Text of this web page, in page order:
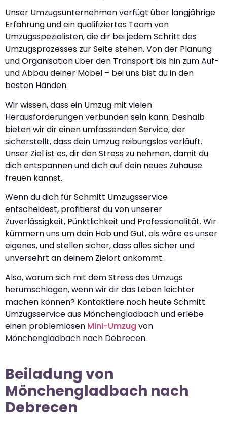
Unser Umzugsunternehmen verfügt über langjährige
Erfahrung und ein qualifiziertes Team von
Umzugsspezialisten, die dir bei jedem Schritt des
Umzugsprozesses zur Seite stehen. Von der Planung
und Organisation über den Transport bis hin zum Auf-
und Abbau deiner Möbel – bei uns bist du in den
besten Händen.
Wir wissen, dass ein Umzug mit vielen
Herausforderungen verbunden sein kann. Deshalb
bieten wir dir einen umfassenden Service, der
sicherstellt, dass dein Umzug reibungslos verläuft.
Unser Ziel ist es, dir den Stress zu nehmen, damit du
dich entspannen und dich auf dein neues Zuhause
freuen kannst.
Wenn du dich für Schmitt Umzugsservice
entscheidest, profitierst du von unserer
Zuverlässigkeit, Pünktlichkeit und Professionalität. Wir
kümmern uns um dein Hab und Gut, als wäre es unser
eigenes, und stellen sicher, dass alles sicher und
unversehrt an deinem Zielort ankommt.
Also, warum sich mit dem Stress des Umzugs
herumschlagen, wenn wir dir das Leben leichter
machen können? Kontaktiere noch heute Schmitt
Umzugsservice aus Mönchengladbach und erlebe
einen problemlosen Mini-Umzug von
Mönchengladbach nach Debrecen.
Beiladung von
Mönchengladbach nach
Debrecen